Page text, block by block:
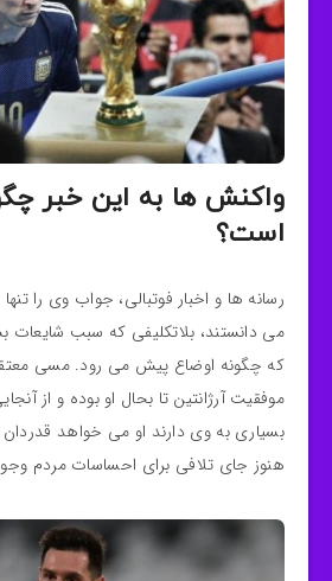
واکنش ها به این خبر
است؟
رسانه ها و اخبار فوتبالی، جواب وی را
می دانستند، بلاتکلیفی که سبب شایعات
که چگونه اوضاع پیش می رود. مسی
موفقیت آرژانتین تا بحال او بوده و از
بسیاری به وی دارند او می خواهد
هنوز جای تلافی برای احساسات مردم